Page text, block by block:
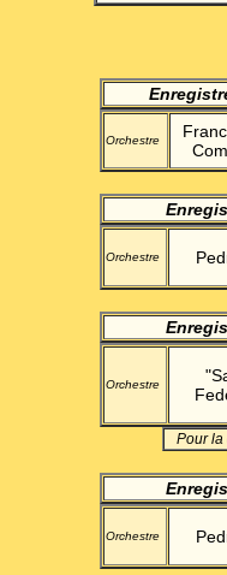
Orchestre
Orchestre
Orchestre
Pour la
Orchestre